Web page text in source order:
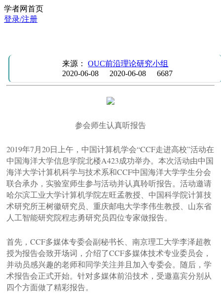
学者网首页
登录/注册
来源：OUC前沿理论研究小组
2020-06-08
2020-06-08 6687
参会师生认真听报告
2019年7月20日上午，中国计算机学会“CCF走进高校”活动在
中国海洋大学信息学院北楼A423成功举办。本次活动由中国
海洋大学计算机科学与技术系和CCF中国海洋大学学生分会
联合承办，实验室师生参与活动并认真聆听报告。活动邀请
哈尔滨工业大学计算机学院左旺孟教授、中国科学院计算技
术研究所王树徽研究员、重庆邮电大学李伟生教授、山东省
人工智能研究院程志勇研究员四位专家做报告。
首先，CCF多媒体专委会副秘书长、南京理工大学李泽超教
授为报告会致开场词，介绍了CCF多媒体技术专业委员会，
并动员感兴趣的老师和同学关注并且加入专委会。随后，学
术报告会正式开始。针对多媒体前沿技术，受邀嘉宾分别从
四个方面做了精彩报告。